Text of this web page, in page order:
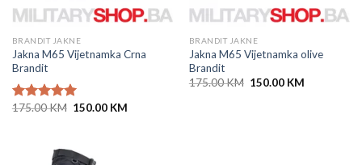
BRANDIT JAKNE
Jakna M65 Vijetnamka Crna
Brandit
Ocjenjeno
175.00KM Original
150.00 KMCurrent
BRANDIT JAKNE
Jakna M65 Vijetnamka olive
Brandit
175.00KM Original
150.00 KMCurrent